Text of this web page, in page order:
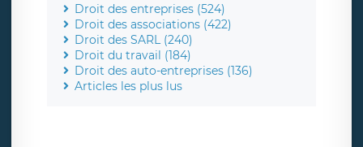
Droit des entreprises (524)
Droit des associations (422)
Droit des SARL (240)
Droit du travail (184)
Droit des auto-entreprises (136)
Articles les plus lus